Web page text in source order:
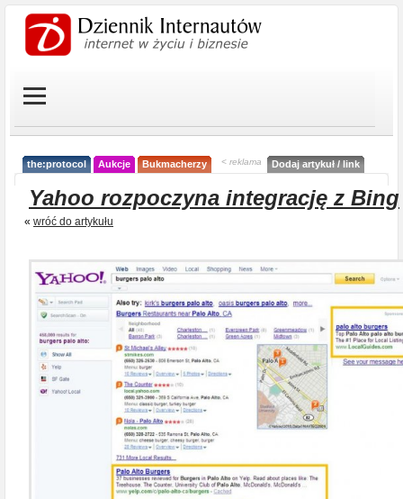
the:protocol Aukcje Bukmacherzy < reklama Dodaj artykuł / link
Yahoo rozpoczyna integrację z Bing
« wróć do artykułu